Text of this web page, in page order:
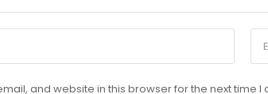
and website in this browser for the next time I